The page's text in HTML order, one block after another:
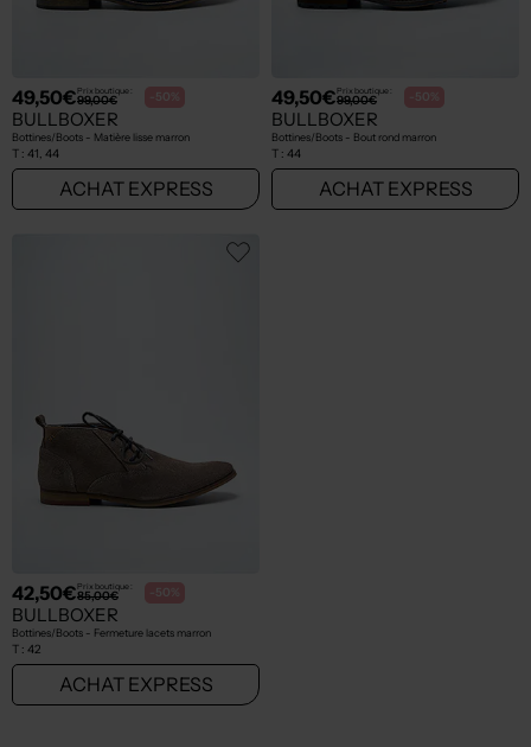
49,50€Prix boutique :
99,00€ -50%
BULLBOXER
Bottines/Boots - Matière lisse marron
T : 41, 44
ACHAT EXPRESS
49,50€Prix boutique :
99,00€ -50%
BULLBOXER
Bottines/Boots - Bout rond marron
T : 44
ACHAT EXPRESS
42,50€Prix boutique :
85,00€ -50%
BULLBOXER
Bottines/Boots - Fermeture lacets marron
T : 42
ACHAT EXPRESS